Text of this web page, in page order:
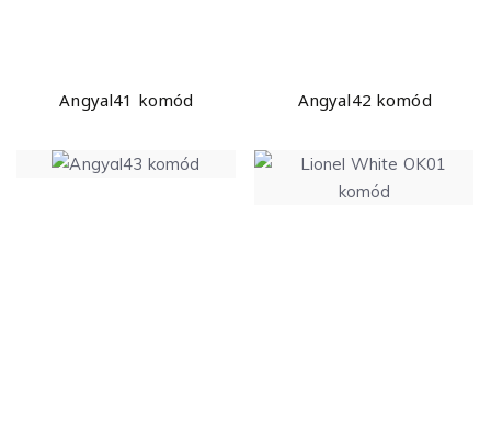
Angyal41 komód Angyal42 komód